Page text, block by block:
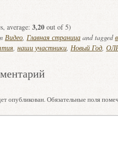
average: 3,20out of 5)
Видео, Главная страницаand tagged
, наши участники, Новый Год,
опубликован.Обязательные поля